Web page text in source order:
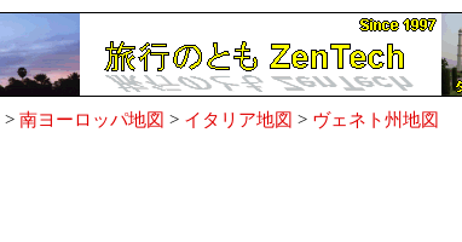
> 南ヨーロッパ地図 > イタリア地図 > ヴェネト州地図